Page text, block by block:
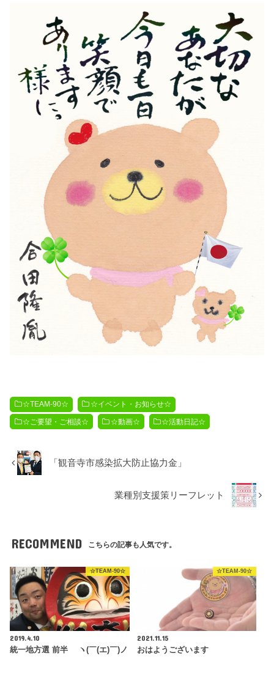
☆TEAM-90☆ ☆イベント・お知らせ☆
☆ご要望・ご相談☆ ☆動画☆ ☆活動日記☆
「観音寺市感染拡大防止協力金」
業種別支援策リーフレット
RECOMMEND こちらの記事も人気です。
☆TEAM-90☆
2019.4.10
統一地方選 前半 ヽ(￣(エ)￣)ノ
☆TEAM-90☆
2021.11.15
おはようございます